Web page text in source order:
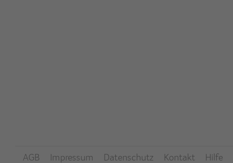
AGB Impressum Datenschutz Kontakt Hilfe